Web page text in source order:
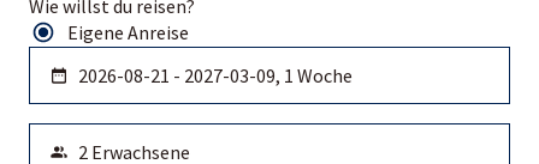
Wie willst du reisen?
Eigene Anreise